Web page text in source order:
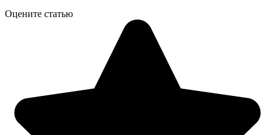
Оцените статью